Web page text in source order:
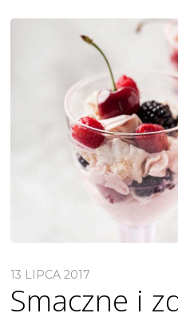
13 LIPCA 2017
Smaczne i